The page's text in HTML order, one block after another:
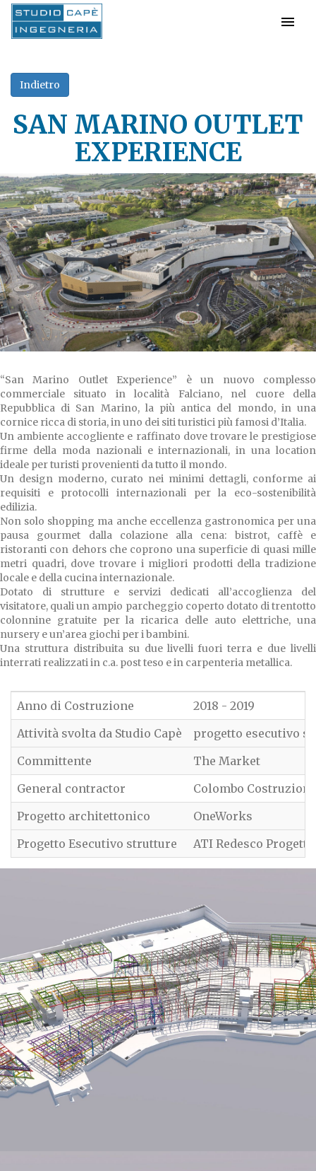
SAN MARINO OUTLET
EXPERIENCE
“San Marino Outlet Experience” è un nuovo complesso
commerciale situato in località Falciano, nel cuore della
Repubblica di San Marino, la più antica del mondo, in una
cornice ricca di storia, in uno dei siti turistici più famosi d’Italia.
Un ambiente accogliente e raffinato dove trovare le prestigiose
firme della moda nazionali e internazionali, in una location
ideale per turisti provenienti da tutto il mondo.
Un design moderno, curato nei minimi dettagli, conforme ai
requisiti e protocolli internazionali per la eco-sostenibilità
edilizia.
Non solo shopping ma anche eccellenza gastronomica per una
pausa gourmet dalla colazione alla cena: bistrot, caffè e
ristoranti con dehors che coprono una superficie di quasi mille
metri quadri, dove trovare i migliori prodotti della tradizione
locale e della cucina internazionale.
Dotato di strutture e servizi dedicati all’accoglienza del
visitatore, quali un ampio parcheggio coperto dotato di trentotto
colonnine gratuite per la ricarica delle auto elettriche, una
nursery e un’area giochi per i bambini.
Una struttura distribuita su due livelli fuori terra e due livelli
interrati realizzati in c.a. post teso e in carpenteria metallica.
Anno di Costruzione
2018 - 2019
Attività svolta da Studio Capè
progetto esecutivo
Committente
The Market
General contractor
Colombo Costruzioni
Progetto architettonico
OneWorks
Progetto Esecutivo strutture
ATI Redesco